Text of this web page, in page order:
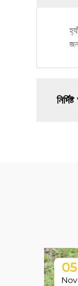
05
Nov